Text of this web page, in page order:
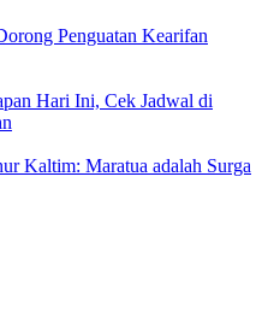
Penguatan Kearifan
Hari Ini, Cek Jadwal di
Kaltim: Maratua adalah Surga